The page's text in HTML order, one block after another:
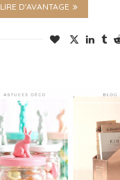
LIRE D'AVANTAGE